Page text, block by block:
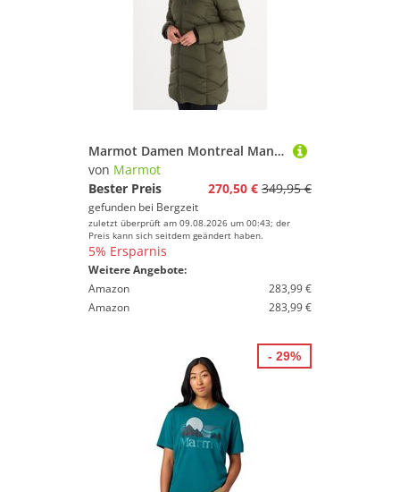
Marmot Damen Montreal Mantel
von Marmot
Bester Preis
270,50 € 349,95 €
gefunden bei Bergzeit
zuletzt überprüft am 09.08.2026 um 00:43; der
Preis kann sich seitdem geändert haben.
5% Ersparnis
Weitere Angebote:
Amazon
283,99 €
Amazon
283,99 €
- 29%